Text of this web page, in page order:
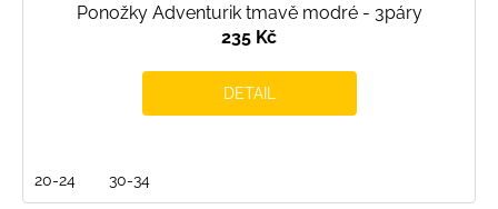
Ponožky Adventurik tmavě modré - 3páry
235 Kč
DETAIL
20-24 30-34